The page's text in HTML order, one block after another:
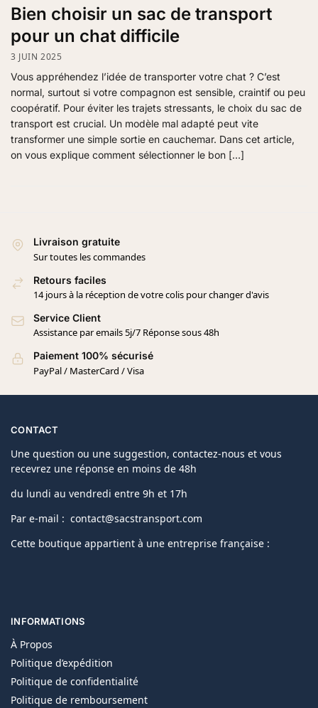
Bien choisir un sac de transport
pour un chat difficile
3 JUIN 2025
Vous appréhendez l’idée de transporter votre chat ? C’est
normal, surtout si votre compagnon est sensible, craintif ou peu
coopératif. Pour éviter les trajets stressants, le choix du sac de
transport est crucial. Un modèle mal adapté peut vite
transformer une simple sortie en cauchemar. Dans cet article,
on vous explique comment sélectionner le bon […]
Livraison gratuite
Sur toutes les commandes
Retours faciles
14 jours à la réception de votre colis pour changer d'avis
Service Client
Assistance par emails 5j/7 Réponse sous 48h
Paiement 100% sécurisé
PayPal / MasterCard / Visa
CONTACT
Une question ou une suggestion, contactez-nous et vous
recevrez une réponse en moins de 48h
du lundi au vendredi entre 9h et 17h
Par e-mail : contact@sacstransport.com
Cette boutique appartient à une entreprise française :
INFORMATIONS
À Propos
Politique d’expédition
Politique de confidentialité
Politique de remboursement